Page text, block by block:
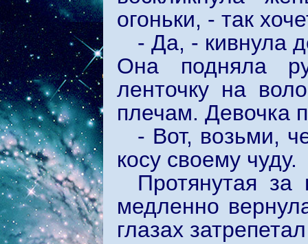
огоньки, - так
- Да, - кивнула
Она подняла
ленточку на
плечам. Девочка
- Вот, возьми,
косу своему чуду.
Протянутая
медленно
глазах